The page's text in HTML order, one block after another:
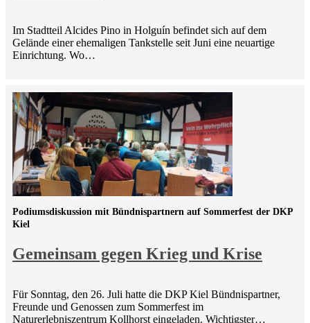
Im Stadtteil Alcides Pino in Holguín befindet sich auf dem
Gelände einer ehemaligen Tankstelle seit Juni eine neuartige
Einrichtung. Wo…
Gemeinsam gegen Krieg und Krise
Podiumsdiskussion mit Bündnispartnern auf Sommerfest der DKP
Kiel
Für Sonntag, den 26. Juli hatte die DKP Kiel Bündnispartner,
Freunde und Genossen zum Sommerfest im
Naturerlebniszentrum Kollhorst eingeladen. Wichtigster…